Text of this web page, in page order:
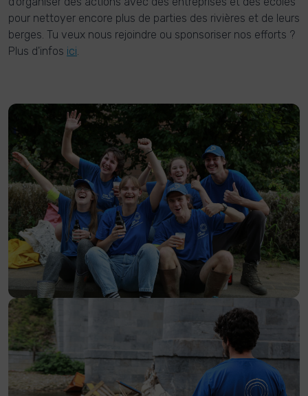
pour nettoyer encore plus de parties des rivières et de leurs
berges. Tu veux nous rejoindre ou sponsoriser nos efforts ?
Plus d'infos ici.